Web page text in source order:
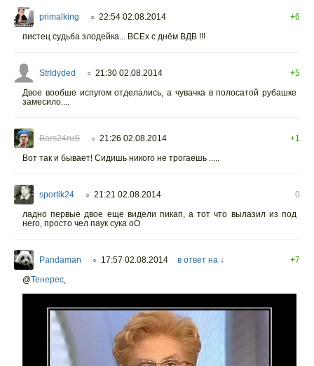
primalking ○ 22:54 02.08.2014
+6
пистец судьба злодейка... ВСЕх с днём ВДВ !!!
StrIdyded ○ 21:30 02.08.2014
+5
Двое вообше испугом отделались, а чувачка в полосатой рубашке
замесило....
Bars24ruS ○ 21:26 02.08.2014
+1
Вот так и бывает! Сидишь никого не трогаешь .....
sportik24 ○ 21:21 02.08.2014
0
ладно первые двое еще видели пикап, а тот что вылазил из под
него, просто чел паук сука оО
Pandaman ○ 17:57 02.08.2014 в ответ на ↓
+7
@Тенерес,